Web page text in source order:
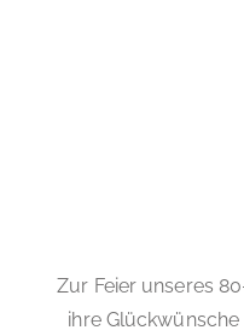
Zur Feier unseres
ihre